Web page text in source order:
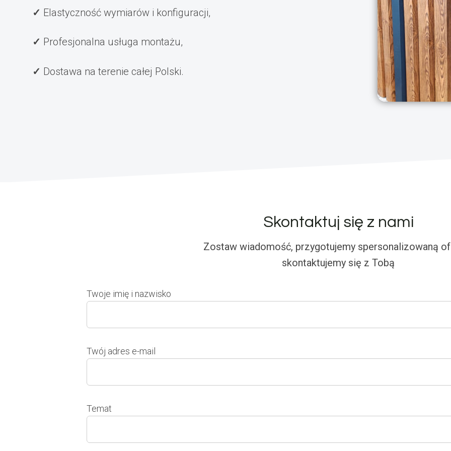
Elastyczność wymiarów i konfiguracji,
Profesjonalna usługa montażu,
Dostawa na terenie całej Polski.
Skontaktuj się z nami
Zostaw wiadomość, przygotujemy spersonalizowaną
skontaktujemy się z Tobą
Twoje imię i nazwisko
Twój adres e-mail
Temat